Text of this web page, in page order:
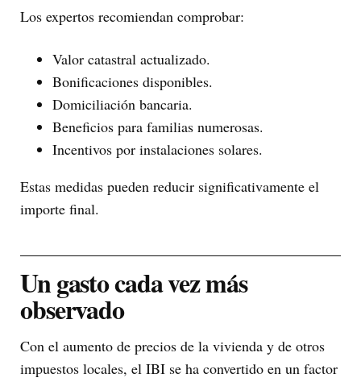
Los expertos recomiendan comprobar:
Valor catastral actualizado.
Bonificaciones disponibles.
Domiciliación bancaria.
Beneficios para familias numerosas.
Incentivos por instalaciones solares.
Estas medidas pueden reducir significativamente el
importe final.
Un gasto cada vez más
observado
Con el aumento de precios de la vivienda y de otros
impuestos locales, el IBI se ha convertido en un factor